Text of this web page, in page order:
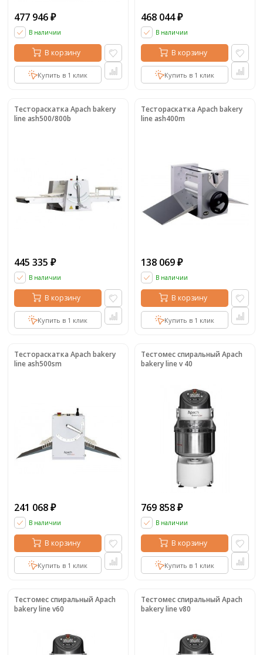
477 946 ₽
В наличии
В корзину
Купить в 1 клик
468 044 ₽
В наличии
В корзину
Купить в 1 клик
Тестораскатка Apach bakery
line ash500/800b
445 335 ₽
В наличии
В корзину
Купить в 1 клик
Тестораскатка Apach bakery
line ash400m
138 069 ₽
В наличии
В корзину
Купить в 1 клик
Тестораскатка Apach bakery
line ash500sm
241 068 ₽
В наличии
В корзину
Купить в 1 клик
Тестомес спиральный Apach
bakery line v 40
769 858 ₽
В наличии
В корзину
Купить в 1 клик
Тестомес спиральный Apach
bakery line v60
Тестомес спиральный Apach
bakery line v80